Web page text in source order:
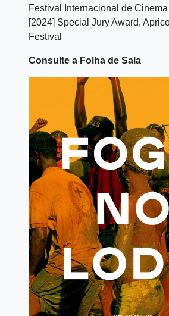
Festival Internacional de Cinema
[2024] Special Jury Award,
Festival
Consulte a Folha de Sala